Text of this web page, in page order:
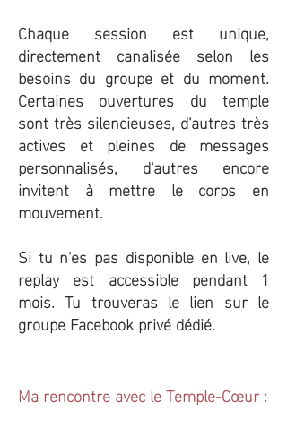
Chaque session est unique,
directement canalisée selon les
besoins du groupe et du moment.
Certaines ouvertures du temple
sont très silencieuses, d'autres très
actives et pleines de messages
personnalisés, d'autres encore
invitent à mettre le corps en
mouvement.
Si tu n'es pas disponible en live, le
replay est accessible pendant 1
mois. Tu trouveras le lien sur le
groupe Facebook privé dédié.
Ma rencontre avec le Temple-Cœur :